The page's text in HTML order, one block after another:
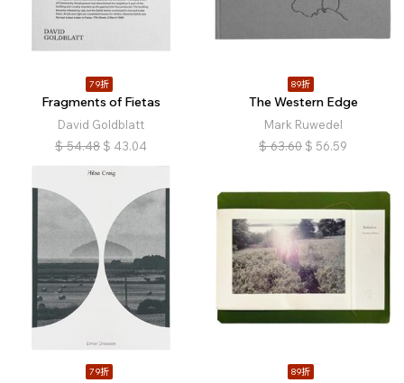
79折
Fragments of Fietas
David Goldblatt
$ 54.48 $ 43.04
89折
The Western Edge
Mark Ruwedel
$ 63.60 $ 56.59
79折 89折